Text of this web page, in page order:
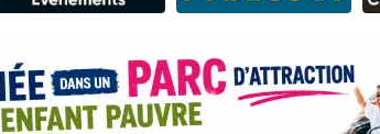
2 personnes viennent de nous rejoindre sur WhatsApp
Il reste 49 places pour étudier en groupe sur Zoom
30 personnes viennent de faire un don pour Sauvez